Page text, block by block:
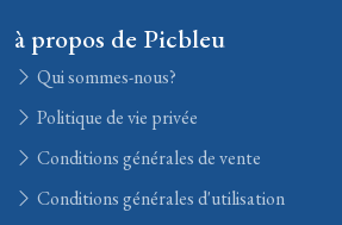
à propos de Picbleu
Qui sommes-nous?
Politique de vie privée
Conditions générales de vente
Conditions générales d'utilisation